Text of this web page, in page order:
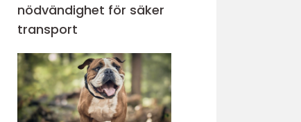
nödvändighet för säker
transport